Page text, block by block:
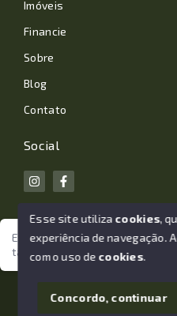
Estamos aqui para te ajudar.
tão importante da sua vida?
Imóveis
Financie
Sobre
Blog
Contato
Social
© Copyright 2026 - João
SITE PARA IMOBILIARIA
Esse site utiliza cookies,
experiência de navegação.
com o uso de cookies.
Concordo, continuar